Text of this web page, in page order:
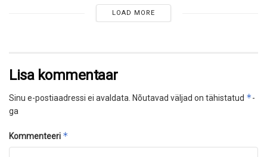
LOAD MORE
Lisa kommentaar
Sinu e-postiaadressi ei avaldata. Nõutavad väljad on tähistatud *-
ga
Kommenteeri *